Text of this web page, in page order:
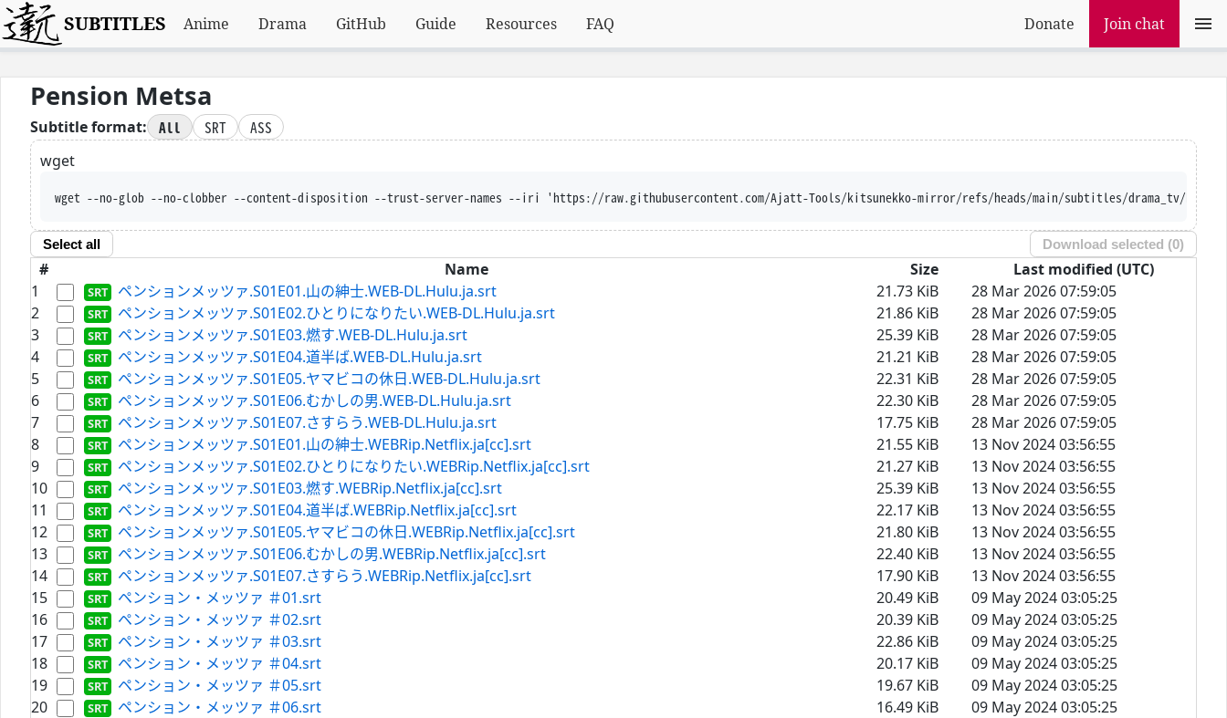
SUBTITLES Anime Drama GitHub Guide Resources FAQ Donate Join chat
Pension Metsa
Subtitle format: All SRT
ASS
wget
wget --no-glob --no-clobber --content-disposition --trust-server-names --iri 'https://raw.githubusercontent.com/Ajatt-Tools/kitsunekko-mirror/refs/heads/main/subtitles/drama_tv/Pension%20Metsa/
Select all Download selected (0)
# Name Size
Last modified (UTC)
1
ペンションメッツァ.S01E01.山の紳士.WEB-DL.Hulu.ja.srt 21.73 KiB
28 Mar 2026 07:59:05
2
ペンションメッツァ.S01E02.ひとりになりたい.WEB-DL.Hulu.ja.srt 21.86 KiB
28 Mar 2026 07:59:05
3
ペンションメッツァ.S01E03.燃す.WEB-DL.Hulu.ja.srt 25.39 KiB
28 Mar 2026 07:59:05
4
ペンションメッツァ.S01E04.道半ば.WEB-DL.Hulu.ja.srt 21.21 KiB
28 Mar 2026 07:59:05
5
ペンションメッツァ.S01E05.ヤマビコの休日.WEB-DL.Hulu.ja.srt 22.31 KiB
28 Mar 2026 07:59:05
6
ペンションメッツァ.S01E06.むかしの男.WEB-DL.Hulu.ja.srt 22.30 KiB
28 Mar 2026 07:59:05
7
ペンションメッツァ.S01E07.さすらう.WEB-DL.Hulu.ja.srt 17.75 KiB
28 Mar 2026 07:59:05
8
ペンションメッツァ.S01E01.山の紳士.WEBRip.Netflix.ja[cc].srt 21.55 KiB
13 Nov 2024 03:56:55
9
ペンションメッツァ.S01E02.ひとりになりたい.WEBRip.Netflix.ja[cc].srt 21.27 KiB
13 Nov 2024 03:56:55
10
ペンションメッツァ.S01E03.燃す.WEBRip.Netflix.ja[cc].srt 25.39 KiB
13 Nov 2024 03:56:55
11
ペンションメッツァ.S01E04.道半ば.WEBRip.Netflix.ja[cc].srt 22.17 KiB
13 Nov 2024 03:56:55
12
ペンションメッツァ.S01E05.ヤマビコの休日.WEBRip.Netflix.ja[cc].srt 21.80 KiB
13 Nov 2024 03:56:55
13
ペンションメッツァ.S01E06.むかしの男.WEBRip.Netflix.ja[cc].srt 22.40 KiB
13 Nov 2024 03:56:55
14
ペンションメッツァ.S01E07.さすらう.WEBRip.Netflix.ja[cc].srt 17.90 KiB
13 Nov 2024 03:56:55
15
ペンション・メッツァ ＃01.srt 20.49 KiB
09 May 2024 03:05:25
16
ペンション・メッツァ ＃02.srt 20.39 KiB
09 May 2024 03:05:25
17
ペンション・メッツァ ＃03.srt 22.86 KiB
09 May 2024 03:05:25
18
ペンション・メッツァ ＃04.srt 20.17 KiB
09 May 2024 03:05:25
19
ペンション・メッツァ ＃05.srt 19.67 KiB
09 May 2024 03:05:25
20
ペンション・メッツァ ＃06.srt 16.49 KiB
09 May 2024 03:05:25